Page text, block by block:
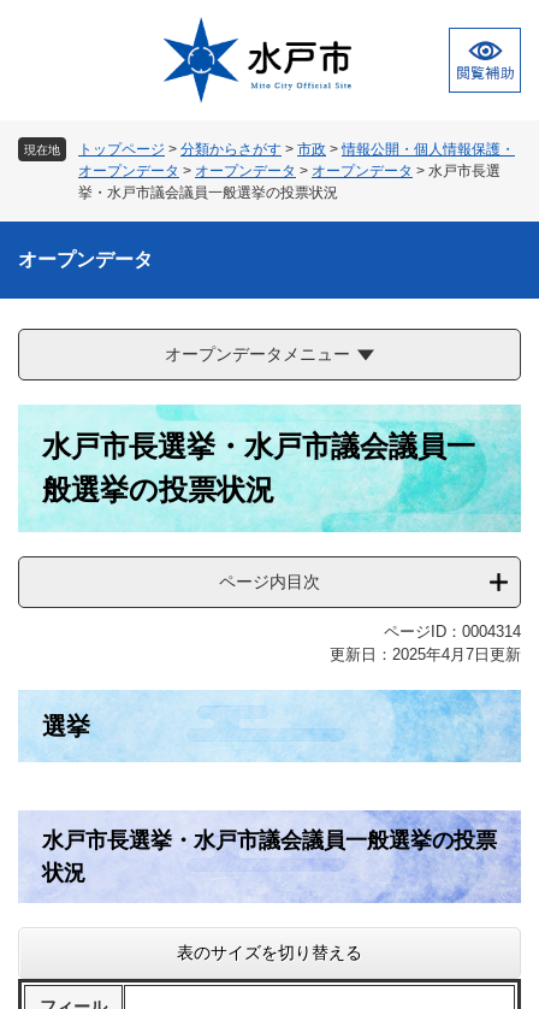
現在地 トップページ > 分類からさがす > 市政 >情報公開・個人情報保護・
オープンデータ > オープンデータ > オープンデータ > 水戸市長選
挙・水戸市議会議員一般選挙の投票状況
オープンデータ
オープンデータメニュー
水戸市長選挙・水戸市議会議員一
般選挙の投票状況
ページ内目次
ページID：0004314
更新日：2025年4月7日更新
選挙
水戸市長選挙・水戸市議会議員一般選挙の投票
状況
表のサイズを切り替える